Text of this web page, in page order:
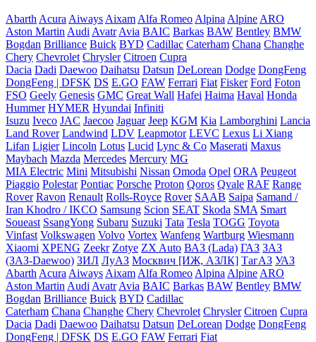
Abarth Acura Aiways Aixam Alfa Romeo Alpina Alpine ARO
Aston Martin Audi Avatr Avia BAIC Barkas BAW Bentley BMW
Bogdan Brilliance Buick BYD Cadillac Caterham Chana Changhe
Chery Chevrolet Chrysler Citroen Cupra
Dacia Dadi Daewoo Daihatsu Datsun DeLorean Dodge DongFeng
DongFeng | DFSK DS E.GO FAW Ferrari Fiat Fisker Ford Foton
FSO Geely Genesis GMC Great Wall Hafei Haima Haval Honda
Hummer HYMER Hyundai Infiniti
Isuzu Iveco JAC Jaecoo Jaguar Jeep KGM Kia Lamborghini Lancia
Land Rover Landwind LDV Leapmotor LEVC Lexus Li Xiang
Lifan Ligier Lincoln Lotus Lucid Lync & Co Maserati Maxus
Maybach Mazda Mercedes Mercury MG
MIA Electric Mini Mitsubishi Nissan Omoda Opel ORA Peugeot
Piaggio Polestar Pontiac Porsche Proton Qoros Qvale RAF Range
Rover Ravon Renault Rolls-Royce Rover SAAB Saipa Samand /
Iran Khodro / IKCO Samsung Scion SEAT Skoda SMA Smart
Soueast SsangYong Subaru Suzuki Tata Tesla TOGG Toyota
Vinfast Volkswagen Volvo Vortex Wanfeng Wartburg Wiesmann
Xiaomi XPENG Zeekr Zotye ZX Auto ВАЗ (Lada) ГАЗ ЗАЗ
(ЗАЗ-Daewoo) ЗИЛ ЛуАЗ Москвич [ИЖ, АЗЛК] ТагАЗ УАЗ
Abarth Acura Aiways Aixam Alfa Romeo Alpina Alpine ARO
Aston Martin Audi Avatr Avia BAIC Barkas BAW Bentley BMW
Bogdan Brilliance Buick BYD Cadillac
Caterham Chana Changhe Chery Chevrolet Chrysler Citroen Cupra
Dacia Dadi Daewoo Daihatsu Datsun DeLorean Dodge DongFeng
DongFeng | DFSK DS E.GO FAW Ferrari Fiat